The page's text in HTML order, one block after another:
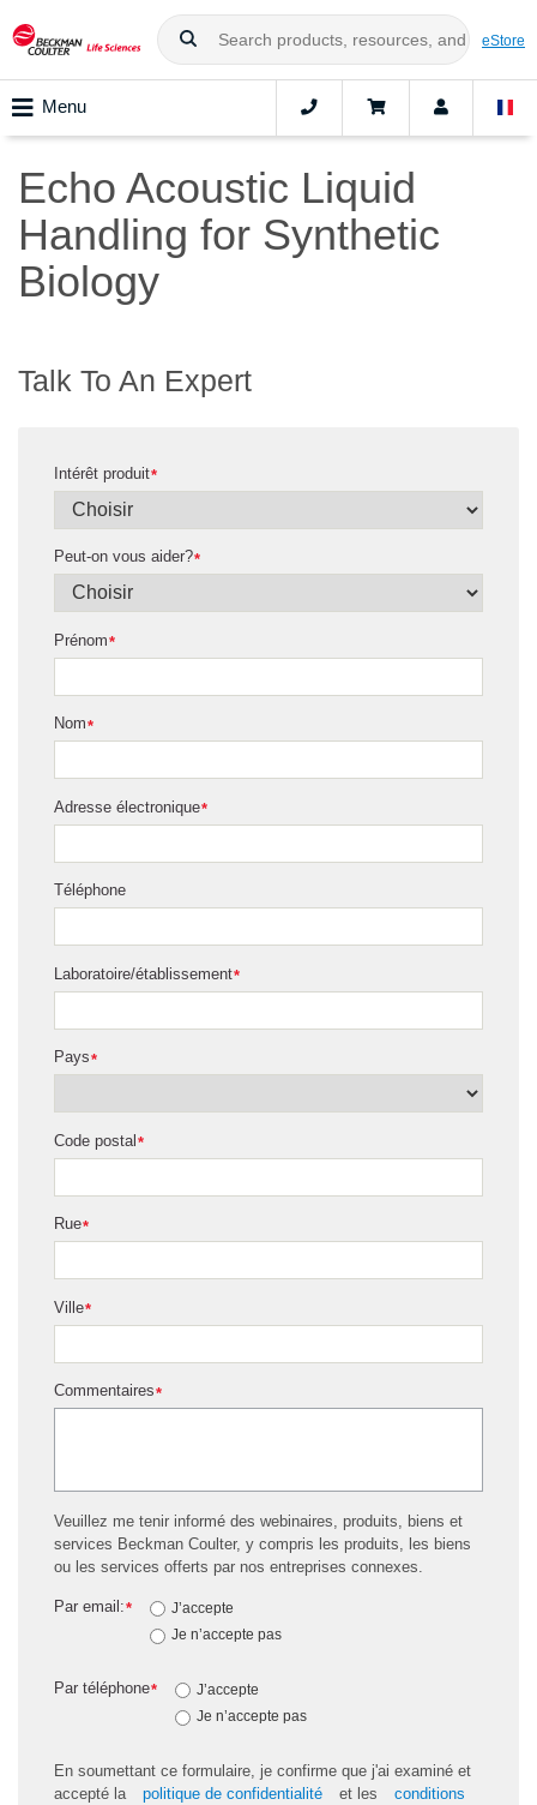
eStore
Menu
Echo Acoustic Liquid
Handling for Synthetic
Biology
Talk To An Expert
*
Intérêt produit
*
Peut-on vous aider?
*
Prénom
*
Nom
*
Adresse électronique
Téléphone
*
Laboratoire/établissement
*
Pays
*
Code postal
*
Rue
*
Ville
*
Commentaires
Veuillez me tenir informé des webinaires, produits, biens et
services Beckman Coulter, y compris les produits, les biens
ou les services offerts par nos entreprises connexes.
*
Par email:
J’accepte
Je n’accepte pas
*
Par téléphone
J’accepte
Je n’accepte pas
En soumettant ce formulaire, je confirme que j'ai examiné et
accepté la
politique de confidentialité et les
conditions